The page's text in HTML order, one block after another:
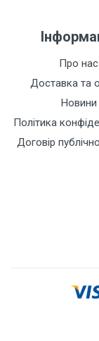
Про нас
Доставка та
Новини
Політика
Договір